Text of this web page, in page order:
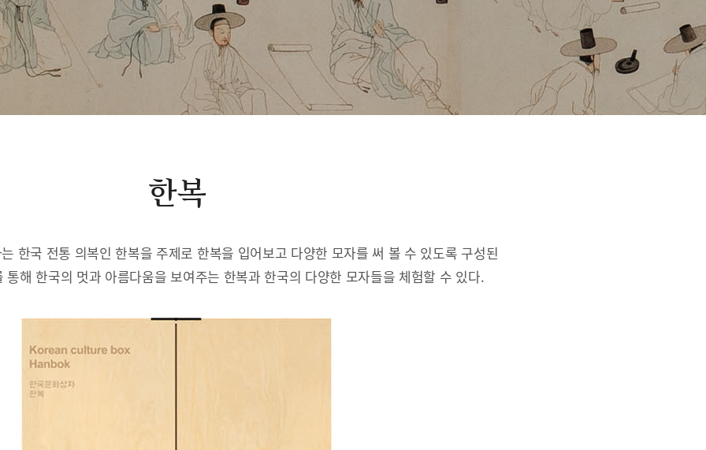
한복
는 한국 전통 의복인 한복을 주제로 한복을 입어보고 다양한 모자를 써 볼 수 있도록 구성된
통해 한국의 멋과 아름다움을 보여주는 한복과 한국의 다양한 모자들을 체험할 수 있다.